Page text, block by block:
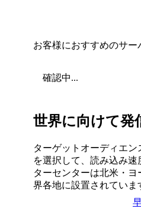
お客様におすすめのサ
確認中...
世界に向けて発
ターゲットオーディエ
を選択して、読み込み
ターセンターは北米・
界各地に設置されていま